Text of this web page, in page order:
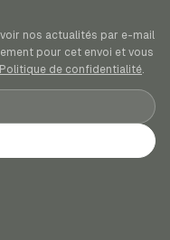
nos actualités par e-mail
pour cet envoi et vous
Politique de confidentialité.